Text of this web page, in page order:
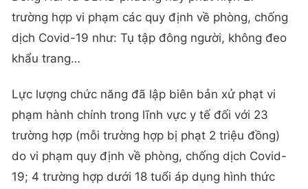
trường hợp vi phạm các quy định về phòng, chống
dịch Covid-19 như: Tụ tập đông người, không đeo
khẩu trang…
Lực lượng chức năng đã lập biên bản xử phạt vi
phạm hành chính trong lĩnh vực y tế đối với 23
trường hợp (mỗi trường hợp bị phạt 2 triệu đồng)
do vi phạm quy định về phòng, chống dịch Covid-
19; 4 trường hợp dưới 18 tuổi áp dụng hình thức